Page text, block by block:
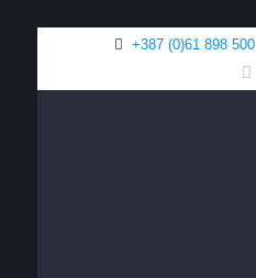
+387 (0)61 898 500